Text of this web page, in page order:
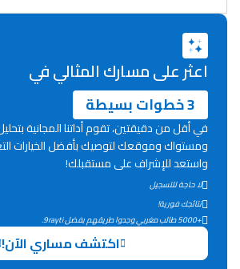
Lycée Maroc
التعليم الثانوي التأهيلي
Collège au Maroc
التعليم الثانوي الإعدادي
اعثر على مسارك المثالي في
3 خطوات بسيطة
في أقل من دقيقتين، تقوم أداتنا المجانية
ومستواك وموقعك لتوصيك بأفضل الخيارات
واستعد للإشراف على مستقبلك!
لا حاجة للتسجيل
نتائجك فورية!
+5000 طالب مغربي وجدوا طريقهم بفضل 9rayti.
اكتشف مساري الآن!